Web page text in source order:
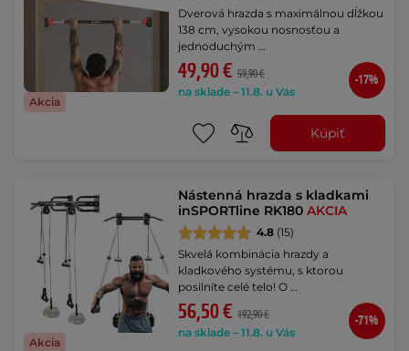
Akcia
Dverová hrazda s maximálnou dĺžkou
138 cm, vysokou nosnosťou a
jednoduchým …
49,90 € 59,90 €
na sklade – 11.8. u Vás
-17%
Kúpiť
Akcia
Nástenná hrazda s kladkami
inSPORTline RK180AKCIA
4.8 (15)
Skvelá kombinácia hrazdy a
kladkového systému, s ktorou
posilníte celé telo! O …
56,50 € 192,90 €
na sklade – 11.8. u Vás
-71%